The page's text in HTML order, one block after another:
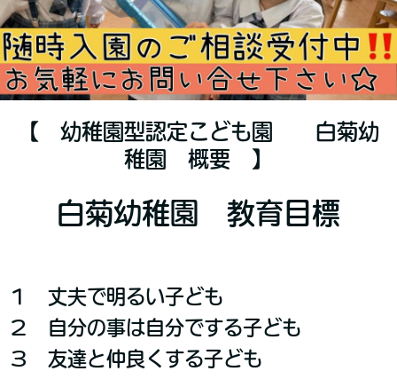
【 幼稚園型認定こども園 白菊幼
稚園 概要 】
白菊幼稚園 教育目標
１ 丈夫で明るい子ども
２ 自分の事は自分でする子ども
３ 友達と仲良くする子ども